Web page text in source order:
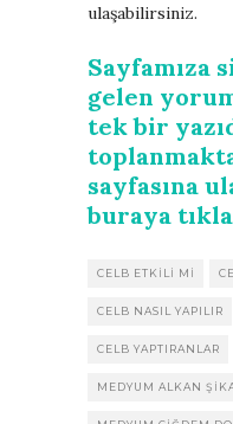
ulaşabilirsiniz.
Sayfamıza
gelen
tek bir
sayfasına
buraya
CELB ETKILI MI
CELB NASIL YAPILIR
CELB YAPTIRANLAR
MEDYUM ALKAN